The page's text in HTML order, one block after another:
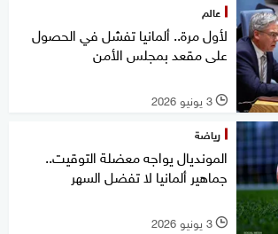
عالم
لأول مرة.. ألمانيا تفشل في الحصول
على مقعد بمجلس الأمن
l 3 يونيو 2026
رياضة
المونديال يواجه معضلة التوقيت..
جماهير ألمانيا لا تفضل السهر
l 3 يونيو 2026